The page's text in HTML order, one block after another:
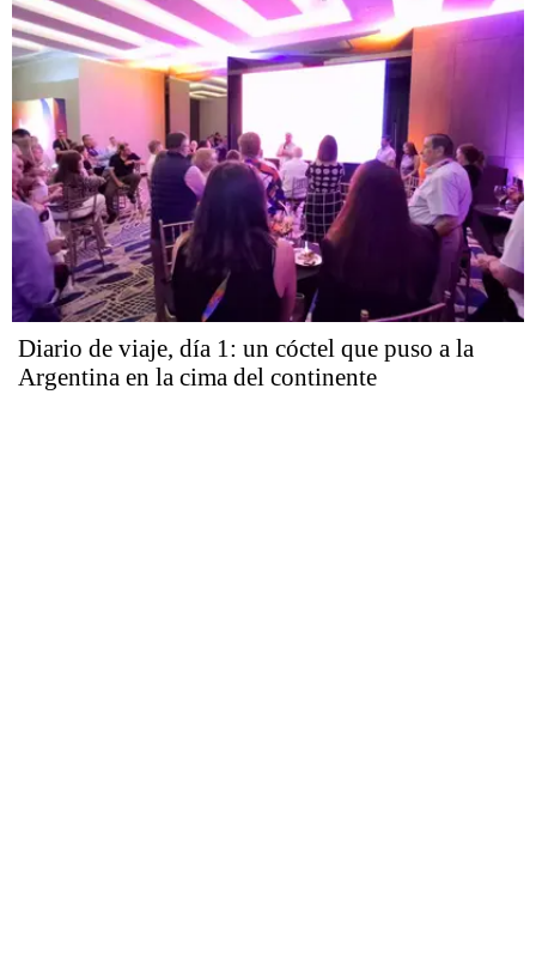
Diario de viaje, día 1: un cóctel que puso a la
Argentina en la cima del continente